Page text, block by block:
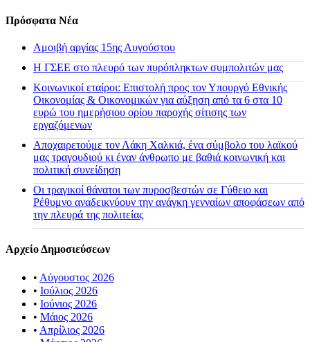
Πρόσφατα Νέα
Αμοιβή αργίας 15ης Αυγούστου
H ΓΣΕΕ στο πλευρό των πυρόπληκτων συμπολιτών μας
Κοινωνικοί εταίροι: Επιστολή προς τον Υπουργό Εθνικής
Οικονομίας & Οικονομικών για αύξηση από τα 6 στα 10
ευρώ του ημερήσιου ορίου παροχής σίτισης των
εργαζόμενων
Αποχαιρετούμε τον Λάκη Χαλκιά, ένα σύμβολο του λαϊκού
μας τραγουδιού κι έναν άνθρωπο με βαθιά κοινωνική και
πολιτική συνείδηση
Οι τραγικοί θάνατοι των πυροσβεστών σε Γύθειο και
Ρέθυμνο αναδεικνύουν την ανάγκη γενναίων αποφάσεων από
την πλευρά της πολιτείας
Αρχείο Δημοσιεύσεων
• Αύγουστος 2026
• Ιούλιος 2026
• Ιούνιος 2026
• Μάιος 2026
• Απρίλιος 2026